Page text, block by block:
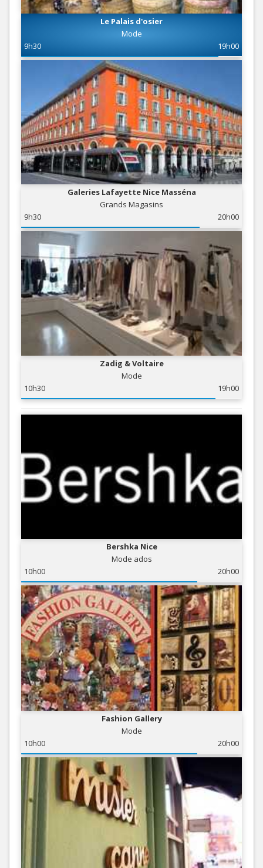
Le Palais d'osier
Mode
9h30
19h00
Galeries Lafayette Nice Masséna
Grands Magasins
9h30
20h00
Zadig & Voltaire
Mode
10h30
19h00
Bershka Nice
Mode ados
10h00
20h00
Fashion Gallery
Mode
10h00
20h00